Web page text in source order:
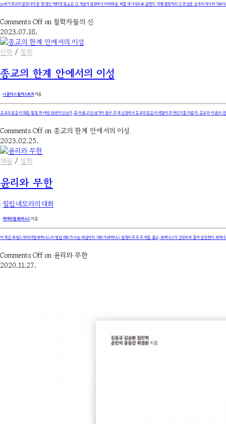
20세기 최고의 철학사가 중 한 명인 에티엔 질송은 신 개념이 철학에서 의미해 온 바를 역사적으로 살핀다. 개별 철학자의 신 관념을 상세히 제시하
Comments Off on 철학자들의 신
2023.07.18.
신학 / 철학
종교의 한계 안에서의 이성
۰니콜라스 월터스토프지음
종교적 믿음이 학문 활동과 어떤 관련이 있는지, 즉 이론 고안·평가와 탐구 주제 선정에서 종교적 믿음의 역할이 무엇인지를 다룬다. 종교와 이론
Comments Off on 종교의 한계 안에서의 이성
2023.02.25.
책들 / 철학
윤리와 무한
: 필립 네모와의 대화
۰에마뉘엘 레비나스지음
이 책은 프랑스 에마뉘엘 레비나스와 필립 네모가 나눈 대담이다. 네모가 레비나스 철학의 주요 주제를 묻고, 레비나스가 간략하게 풀어 설명한다. 레
Comments Off on 윤리와 무한
2020.11.27.